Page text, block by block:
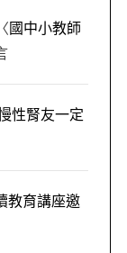
國中小教師
性腎友一定
教育講座邀